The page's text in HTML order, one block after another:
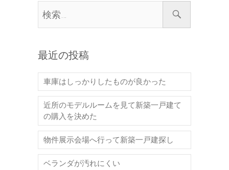
最近の投稿
車庫はしっかりしたものが良かった
近所のモデルルームを見て新築一戸建て
の購入を決めた
物件展示会場へ行って新築一戸建探し
ベランダが汚れにくい